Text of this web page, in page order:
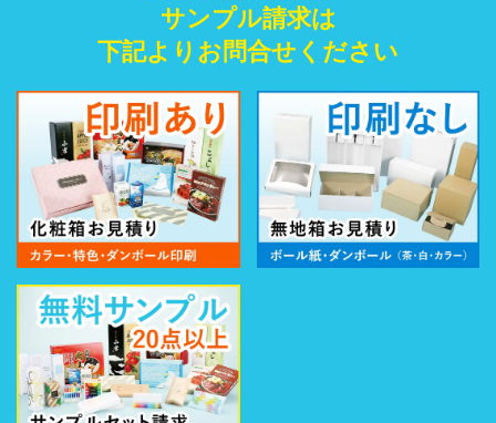
サンプル請求は
下記よりお問合せください